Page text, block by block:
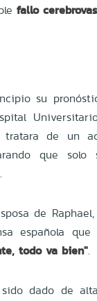
fallo
su
tratara de un
que
de
española
todo va bien".
dado de